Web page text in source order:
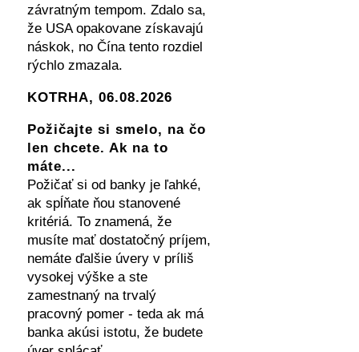
závratným tempom. Zdalo sa,
že USA opakovane získavajú
náskok, no Čína tento rozdiel
rýchlo zmazala.
KOTRHA, 06.08.2026
Požičajte si smelo, na čo
len chcete. Ak na to
máte...
Požičať si od banky je ľahké,
ak spĺňate ňou stanovené
kritériá. To znamená, že
musíte mať dostatočný príjem,
nemáte ďalšie úvery v príliš
vysokej výške a ste
zamestnaný na trvalý
pracovný pomer - teda ak má
banka akúsi istotu, že budete